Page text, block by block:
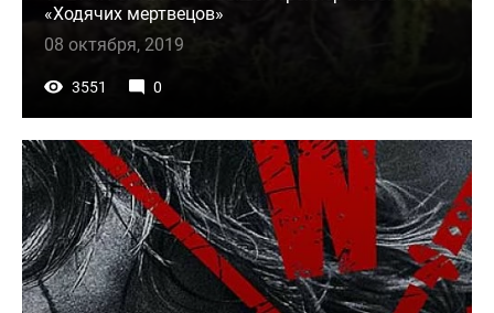
«Ходячих мертвецов»
08 октября, 2019
3551 0